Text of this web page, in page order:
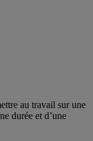
au travail sur une
durée et d’une